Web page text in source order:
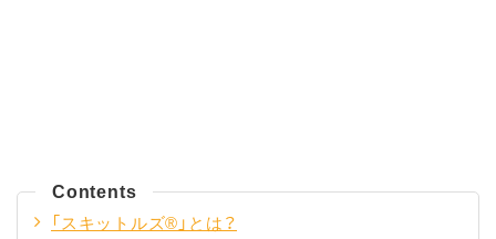
Contents
「スキットルズ®」とは？